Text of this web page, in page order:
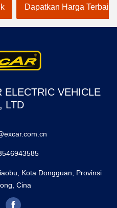
A1S6+2 Putih
Dapatkan Harga Terbaik
ELECTRIC VEHICLE
LTD
Kota Dongguan, Provinsi
Cina